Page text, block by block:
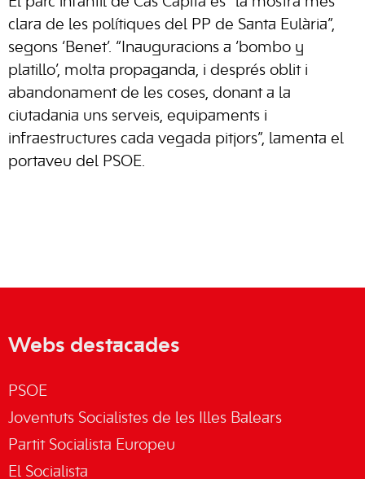
clara de les polítiques del PP de Santa Eulària”,
segons ‘Benet’. “Inauguracions a ‘bombo y
platillo’, molta propaganda, i després oblit i
abandonament de les coses, donant a la
ciutadania uns serveis, equipaments i
infraestructures cada vegada pitjors”, lamenta el
portaveu del PSOE.
Webs destacades
PSOE
Joventuts Socialistes de les Illes Balears
Partit Socialista Europeu
El Socialista